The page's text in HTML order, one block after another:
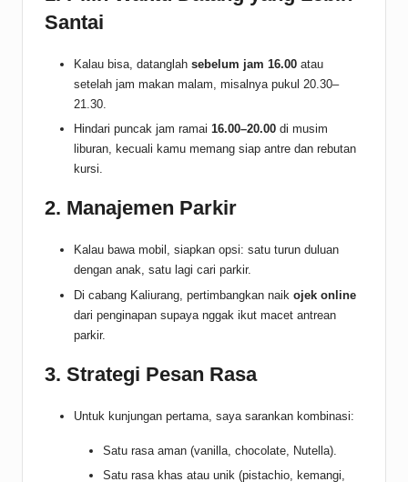
Santai
Kalau bisa, datanglah sebelum jam 16.00 atau
setelah jam makan malam, misalnya pukul 20.30–
21.30.
Hindari puncak jam ramai 16.00–20.00 di musim
liburan, kecuali kamu memang siap antre dan rebutan
kursi.
2. Manajemen Parkir
Kalau bawa mobil, siapkan opsi: satu turun duluan
dengan anak, satu lagi cari parkir.
Di cabang Kaliurang, pertimbangkan naik ojek online
dari penginapan supaya nggak ikut macet antrean
parkir.
3. Strategi Pesan Rasa
Untuk kunjungan pertama, saya sarankan kombinasi:
Satu rasa aman (vanilla, chocolate, Nutella).
Satu rasa khas atau unik (pistachio, kemangi,